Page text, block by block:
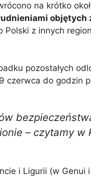
na krótko
objętych
z innych
pozostałych
czerwca do godzin
– czytamy w
i Ligurii (w